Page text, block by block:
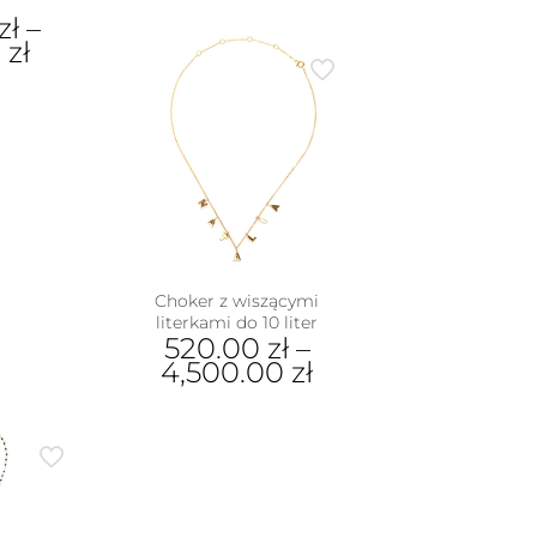
zł –
zł
Choker z wiszącymi
literkami do 10 liter
520.00 zł–
4,500.00 zł